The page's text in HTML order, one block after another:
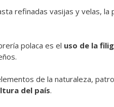
refinadas vasijas y velas,
polaca es el uso de la
de la naturaleza,
del país.